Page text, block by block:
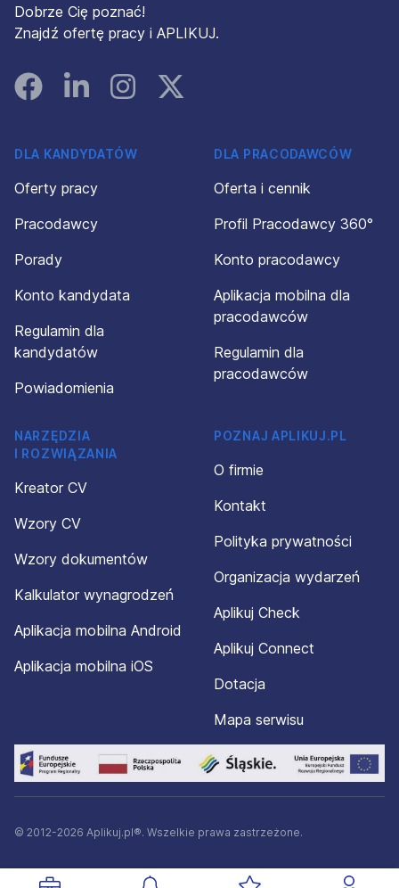
Dobrze Cię poznać!
Znajdź ofertę pracy i APLIKUJ.
FacebookLinked InInstagramInstagram
DLA KANDYDATÓW
Oferty pracy
Pracodawcy
Porady
Konto kandydata
Regulamin dla
kandydatów
Powiadomienia
DLA PRACODAWCÓW
Oferta i cennik
Profil Pracodawcy 360°
Konto pracodawcy
Aplikacja mobilna dla
pracodawców
Regulamin dla
pracodawców
NARZĘDZIA
I ROZWIĄZANIA
Kreator CV
Wzory CV
Wzory dokumentów
Kalkulator wynagrodzeń
Aplikacja mobilna Android
Aplikacja mobilna iOS
POZNAJ APLIKUJ.PL
O firmie
Kontakt
Polityka prywatności
Organizacja wydarzeń
Aplikuj Check
Aplikuj Connect
Dotacja
Mapa serwisu
© 2012-2026 Aplikuj.pl®. Wszelkie prawa zastrzeżone.